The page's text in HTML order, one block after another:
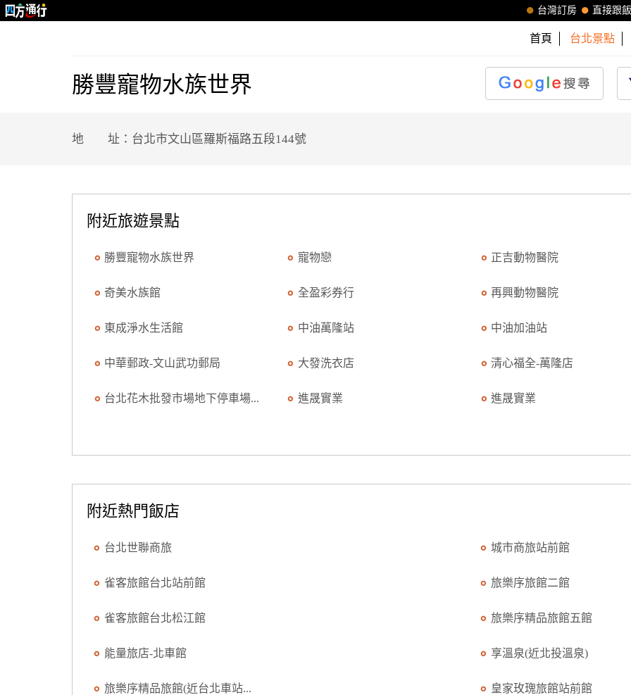
直接跟
台灣訂房
首頁 台北景點
勝豐寵物水族世界
地 址：台北市文山區羅斯福路五段144號
附近旅遊景點
勝豐寵物水族世界 寵物戀 正吉動物醫院
奇美水族館 全盈彩券行 再興動物醫院
東成淨水生活館 中油萬隆站 中油加油站
中華郵政-文山武功郵局 大發洗衣店 清心福全-萬隆店
台北花木批發市場地下停車場... 進晟實業 進晟實業
附近熱門飯店
台北世聯商旅 城市商旅站前館
雀客旅館台北站前館 旅樂序旅館二館
雀客旅館台北松江館 旅樂序精品旅館五館
能量旅店-北車館 享溫泉(近北投溫泉)
旅樂序精品旅館(近台北車站... 皇家玫瑰旅館站前館